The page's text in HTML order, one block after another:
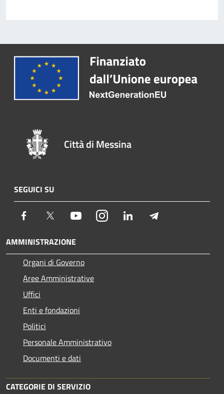
Città di Messina
SEGUICI SU
Facebook Twitter YoutubeInstagram LinkedIn
AMMINISTRAZIONE
Organi di Governo
Aree Amministrative
Uffici
Enti e fondazioni
Politici
Personale Amministrativo
Documenti e dati
CATEGORIE DI SERVIZIO